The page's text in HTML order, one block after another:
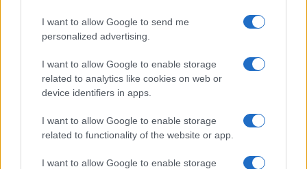
I want to allow Google to send me
personalized advertising.
I want to allow Google to enable storage
related to analytics like cookies on web or
device identifiers in apps.
I want to allow Google to enable storage
related to functionality of the website or app.
I want to allow Google to enable storage